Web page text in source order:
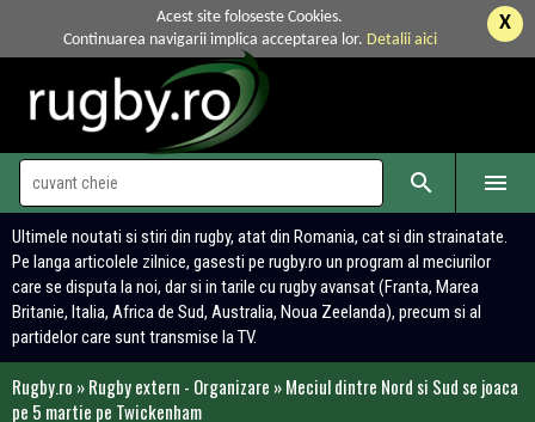
X
Acest site foloseste Cookies.
Continuarea navigarii implica acceptarea lor. Detalii aici
 
Ultimele noutati si stiri din rugby, atat din Romania, cat si din strainatate.
Pe langa articolele zilnice, gasesti pe rugby.ro un program al meciurilor
care se disputa la noi, dar si in tarile cu rugby avansat (Franta, Marea
Britanie, Italia, Africa de Sud, Australia, Noua Zeelanda), precum si al
partidelor care sunt transmise la TV.
Rugby.ro »Rugby extern - Organizare »Meciul dintre Nord si Sud se joaca
pe 5 martie pe Twickenham